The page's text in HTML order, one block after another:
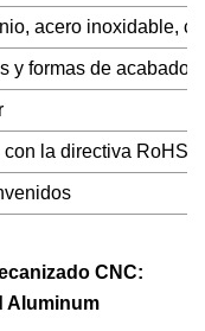
acero inoxidable,
y formas de acabado.
la directiva RoHS.
CNC: